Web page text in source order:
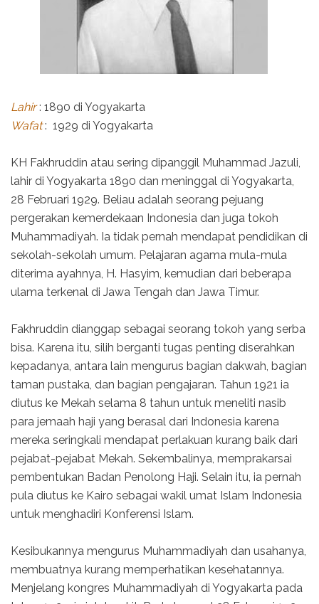
Lahir: 1890 di Yogyakarta
Wafat: 1929 di Yogyakarta
KH Fakhruddin atau sering dipanggil Muhammad Jazuli,
lahir di Yogyakarta 1890 dan meninggal di Yogyakarta,
28 Februari 1929. Beliau adalah seorang pejuang
pergerakan kemerdekaan Indonesia dan juga tokoh
Muhammadiyah. Ia tidak pernah mendapat pendidikan di
sekolah-sekolah umum. Pelajaran agama mula-mula
diterima ayahnya, H. Hasyim, kemudian dari beberapa
ulama terkenal di Jawa Tengah dan Jawa Timur.
Fakhruddin dianggap sebagai seorang tokoh yang serba
bisa. Karena itu, silih berganti tugas penting diserahkan
kepadanya, antara lain mengurus bagian dakwah, bagian
taman pustaka, dan bagian pengajaran. Tahun 1921 ia
diutus ke Mekah selama 8 tahun untuk meneliti nasib
para jemaah haji yang berasal dari Indonesia karena
mereka seringkali mendapat perlakuan kurang baik dari
pejabat-pejabat Mekah. Sekembalinya, memprakarsai
pembentukan Badan Penolong Haji. Selain itu, ia pernah
pula diutus ke Kairo sebagai wakil umat Islam Indonesia
untuk menghadiri Konferensi Islam.
Kesibukannya mengurus Muhammadiyah dan usahanya,
membuatnya kurang memperhatikan kesehatannya.
Menjelang kongres Muhammadiyah di Yogyakarta pada